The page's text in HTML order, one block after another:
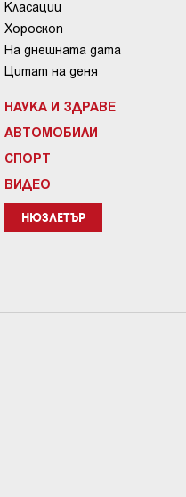
Класации
Хороскоп
На днешната дата
Цитат на деня
НАУКА И ЗДРАВЕ
АВТОМОБИЛИ
СПОРТ
ВИДЕО
НЮЗЛЕТЪР